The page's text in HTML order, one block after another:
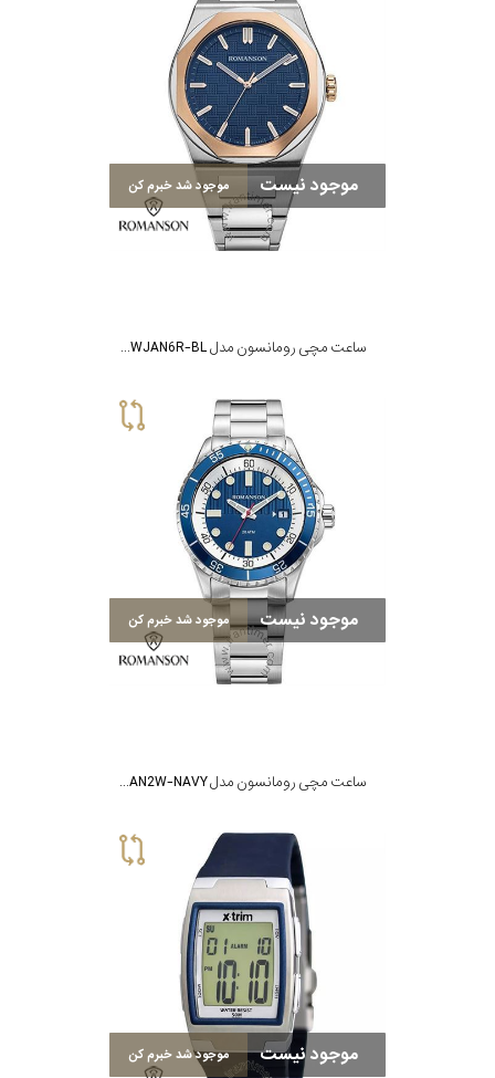
موجود نیست موجود شد خبرم کن
ساعت مچی رومانسون مدل RM4BS004MMWJAN6R-BL
موجود نیست موجود شد خبرم کن
ساعت مچی رومانسون مدل AM4BS001MMWWAN2W-NAVY
موجود نیست موجود شد خبرم کن